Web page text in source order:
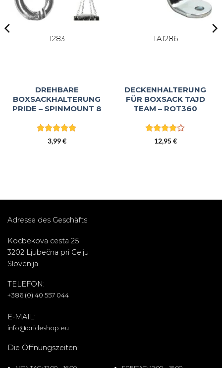
1283
DREHBARE
BOXSACKHALTERUNG
PRIDE – SPINMOUNT 8
Bewertet
3,99€
TA1286
DECKENHALTERUNG
FÜR BOXSACK TAJD
TEAM – ROT360
Bewertet
12,95€
Adresse des Geschäfts
Kocbekova cesta 25
3202 Ljubečna pri Celju
Slovenija
TELEFON:
+386 (0) 40 557 044
E-MAIL:
info@prideshop.eu
Die Öffnungszeiten: